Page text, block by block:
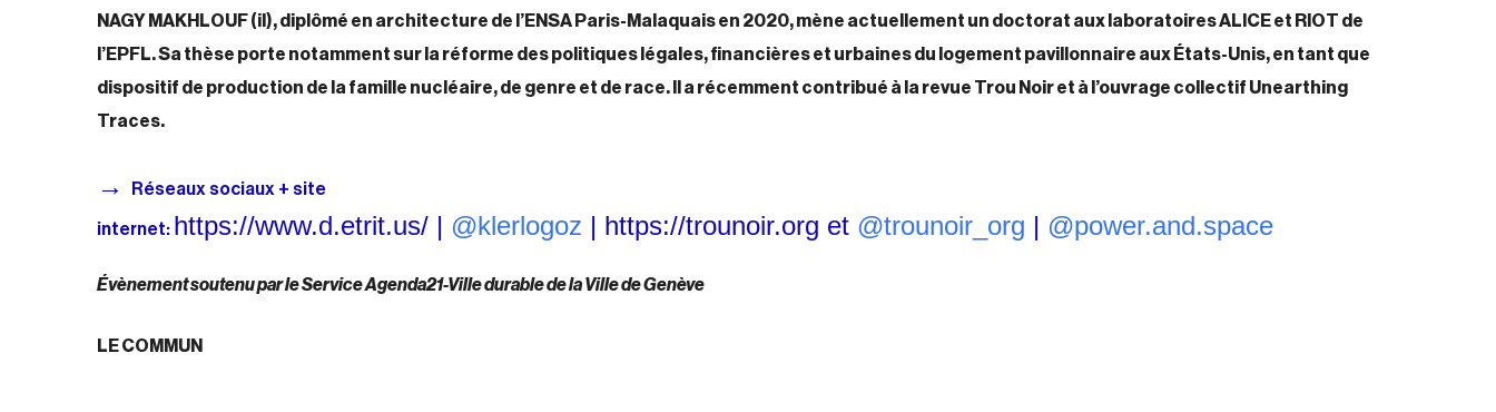
NAGY MAKHLOUF(il), diplômé en architecture de l’ENSA Paris-Malaquais en 2020, mène actuellement un doctorat aux laboratoires ALICE et RIOT de
l’EPFL. Sa thèse porte notamment sur la réforme des politiques légales, financières et urbaines du logement pavillonnaire aux États-Unis, en tant que
dispositif de production de la famille nucléaire, de genre et de race. Il a récemment contribué à la revue Trou Noir et à l’ouvrage collectif Unearthing
Traces.
→ Réseaux sociaux + site
internet: https://www.d.etrit.us/ | @klerlogoz | https://trounoir.org et @trounoir_org | @power.and.space
Évènement soutenu par le Service Agenda21-Ville durable de la Ville de Genève
LE COMMUN